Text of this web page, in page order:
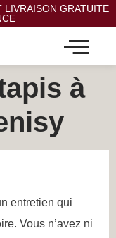
LIVRAISON GRATUITE
à
entretien qui
Vous n’avez ni